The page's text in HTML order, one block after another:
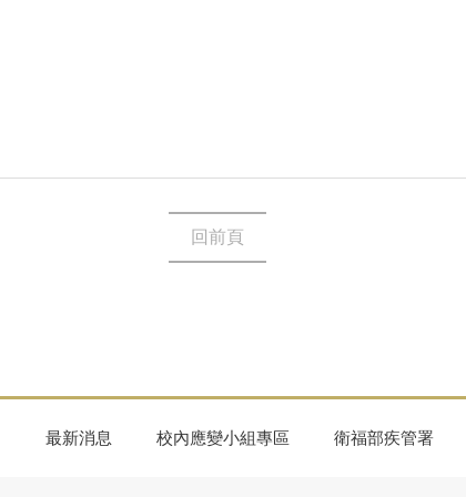
回前頁
最新消息 校內應變小組專區 衛福部疾管署